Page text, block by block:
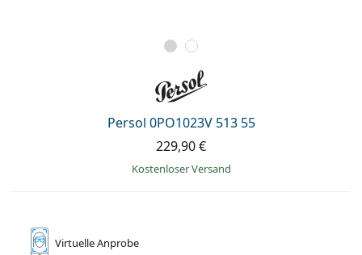
Persol 0PO1023V 513 55
229,90 €
Kostenloser Versand
VirtuelleAnprobe